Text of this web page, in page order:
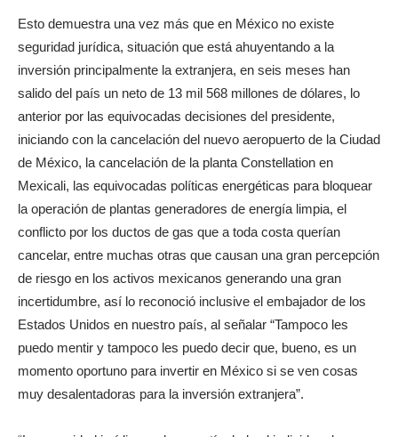
Esto demuestra una vez más que en México no existe
seguridad jurídica, situación que está ahuyentando a la
inversión principalmente la extranjera, en seis meses han
salido del país un neto de 13 mil 568 millones de dólares, lo
anterior por las equivocadas decisiones del presidente,
iniciando con la cancelación del nuevo aeropuerto de la Ciudad
de México, la cancelación de la planta Constellation en
Mexicali, las equivocadas políticas energéticas para bloquear
la operación de plantas generadores de energía limpia, el
conflicto por los ductos de gas que a toda costa querían
cancelar, entre muchas otras que causan una gran percepción
de riesgo en los activos mexicanos generando una gran
incertidumbre, así lo reconoció inclusive el embajador de los
Estados Unidos en nuestro país, al señalar “Tampoco les
puedo mentir y tampoco les puedo decir que, bueno, es un
momento oportuno para invertir en México si se ven cosas
muy desalentadoras para la inversión extranjera”.